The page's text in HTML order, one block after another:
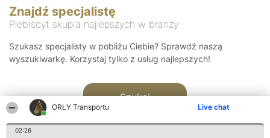
ORŁY Transportu Live chat
02:26
Znajdź specjalistę
Plebiscyt skupia najlepszych w branży
Szukasz specjalisty w pobliżu Ciebie? Sprawdź naszą
wyszukiwarkę. Korzystaj tylko z usług najlepszych!
Szukaj